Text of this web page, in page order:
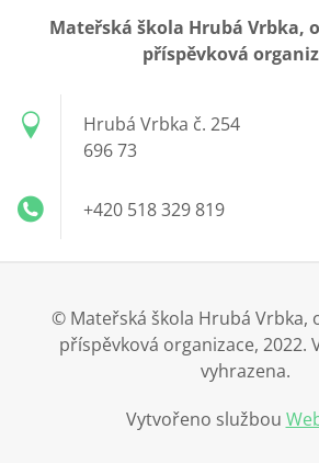
Mateřská škola Hrubá Vrbka,
příspěvková
Hrubá Vrbka č. 254
696 73
+420 518 329 819
© Mateřská škola Hrubá Vrbka,
příspěvková organizace, 2022.
vyhrazena.
Vytvořeno službou